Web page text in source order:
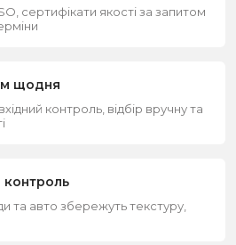
сертифікати якості за запитом
щодня
контроль, відбір вручну та
та авто збережуть текстуру,